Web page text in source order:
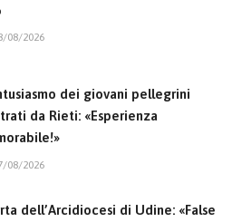
08/2026
dei giovani pellegrini
da Rieti: «Esperienza
08/2026
dell’Arcidiocesi di Udine: «False